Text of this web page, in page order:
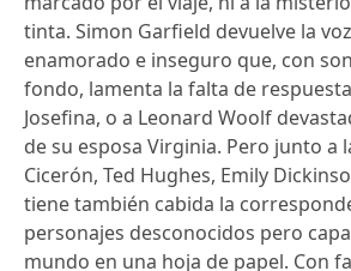
tinta. Simon Garfield devuelve la
enamorado e inseguro que, con
fondo, lamenta la falta de
Josefina, o a Leonard Woolf
de su esposa Virginia. Pero junto a
Cicerón, Ted Hughes, Emily
tiene también cabida la
personajes desconocidos pero
mundo en una hoja de papel. Con